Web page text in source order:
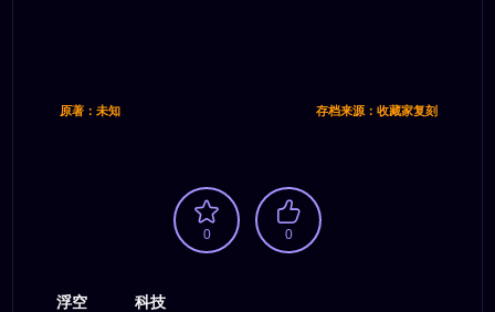
原著：未知 存档来源：收藏家复刻
0 0
浮空 科技